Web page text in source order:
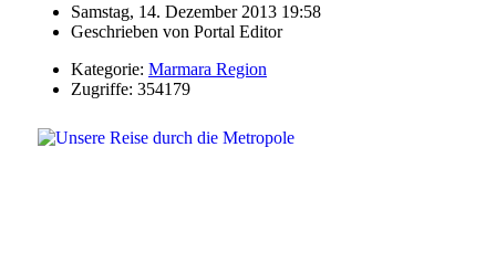
Samstag, 14. Dezember 2013 19:58
Geschrieben von Portal Editor
Kategorie: Marmara Region
Zugriffe: 354179